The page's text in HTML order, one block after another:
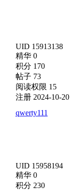
UID 15913138
精华 0
积分 170
帖子 73
阅读权限 15
注册 2024-10-20
qwerty111
UID 15958194
精华 0
积分 230